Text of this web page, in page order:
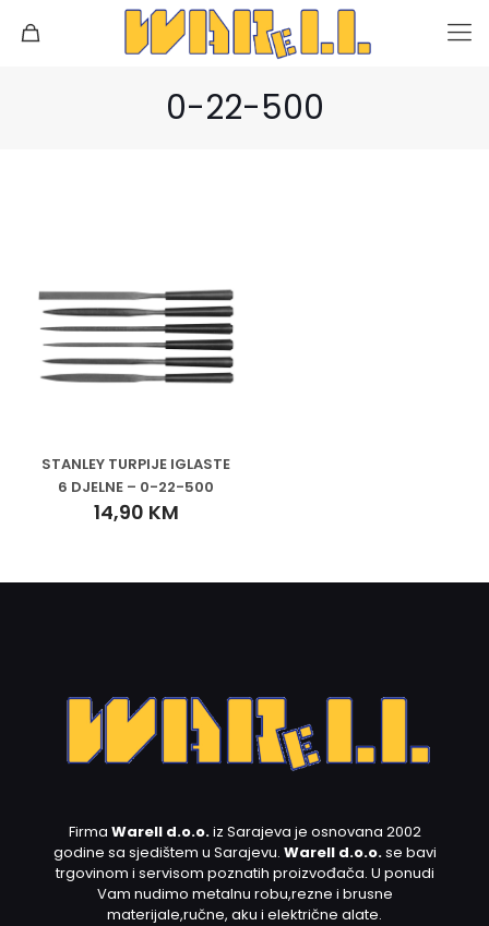
0-22-500
STANLEY TURPIJE IGLASTE
6 DJELNE – 0-22-500
14,90 KM
Firma Warell d.o.o.iz Sarajeva je osnovana 2002
godine sa sjedištem u Sarajevu. Warell d.o.o.se bavi
trgovinom i servisom poznatih proizvođača. U ponudi
Vam nudimo metalnu robu,rezne i brusne
materijale,ručne, aku i električne alate.